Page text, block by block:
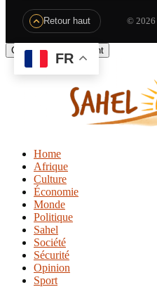
Retour haut © 2026
FR
Gérer le consentement
Home
Afrique
Culture
Économie
Monde
Politique
Sahel
Société
Sécurité
Opinion
Sport